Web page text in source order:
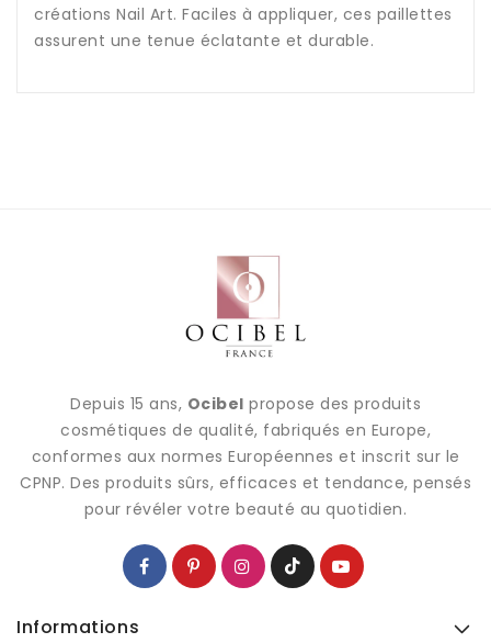
créations Nail Art. Faciles à appliquer, ces paillettes
assurent une tenue éclatante et durable.
Depuis 15 ans, Ocibel propose des produits
cosmétiques de qualité, fabriqués en Europe,
conformes aux normes Européennes et inscrit sur le
CPNP. Des produits sûrs, efficaces et tendance, pensés
pour révéler votre beauté au quotidien.
Informations